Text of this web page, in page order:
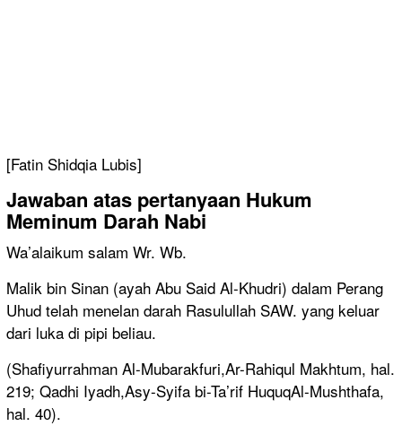
[Fatin Shidqia Lubis]
Jawaban atas pertanyaan Hukum
Meminum Darah Nabi
Wa’alaikum salam Wr. Wb.
Malik bin Sinan (ayah Abu Said Al-Khudri) dalam Perang
Uhud telah menelan darah Rasulullah SAW. yang keluar
dari luka di pipi beliau.
(Shafiyurrahman Al-Mubarakfuri,Ar-Rahiqul Makhtum, hal.
219; Qadhi Iyadh,Asy-Syifa bi-Ta’rif HuquqAl-Mushthafa,
hal. 40).